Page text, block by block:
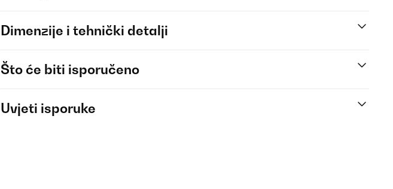
Dimenzije i tehnički detalji
Što će biti isporučeno
Uvjeti isporuke